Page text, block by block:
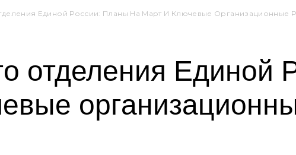
Единой России: Планы На Март И Ключевые Организационные
отделения Единой